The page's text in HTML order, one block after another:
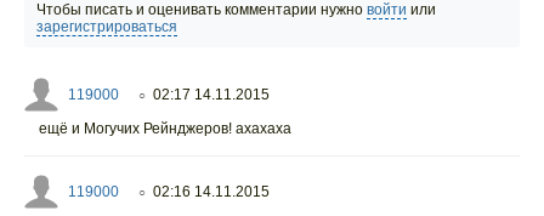
Чтобы писать и оценивать комментарии нужно войти или
зарегистрироваться
119000 ○ 02:17 14.11.2015
ещё и Могучих Рейнджеров! ахахаха
119000 ○ 02:16 14.11.2015